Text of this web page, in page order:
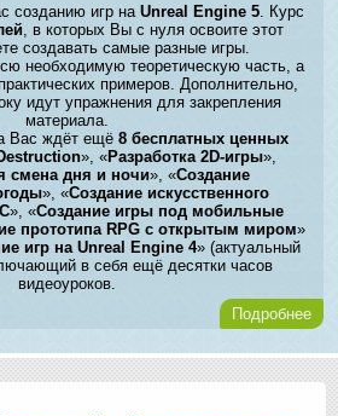
созданию игр наUnreal Engine 5 . Курс
, в которых Вы с нуля освоите этот
создавать самые разные игры.
необходимую теоретическую часть, а
примеров. Дополнительно,
идут упражнения для закрепления
материала.
Вас ждёт ещё8 бесплатных ценных
», «Разработка 2D-игры»,
смена дня и ночи», «Создание
», «Создание искусственного
», «Создание игры под мобильные
прототипа RPG с открытым миром»
игр на Unreal Engine 4» (актуальный
в себя ещё десятки часов
видеоуроков.
Подробнее